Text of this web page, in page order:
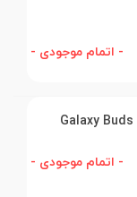
- اتمام موجودی -
- اتمام موجودی -